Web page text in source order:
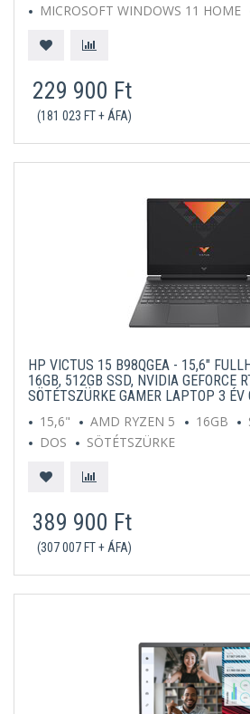
MICROSOFT WINDOWS 11 HOME
229 900 Ft
(181 023 FT + ÁFA)
HP VICTUS 15 B98QGEA - 15,6"
16GB, 512GB SSD, NVIDIA GEFORCE
SÖTÉTSZÜRKE GAMER LAPTOP 3 ÉV
15,6"
AMD RYZEN 5 16GB
DOS
SÖTÉTSZÜRKE
389 900 Ft
(307 007 FT + ÁFA)